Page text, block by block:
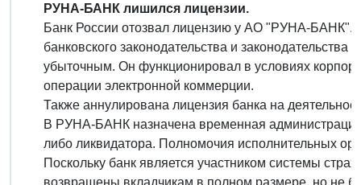
РУНА-БАНК лишился лицензии.
Банк России отозвал лицензию у АО "РУНА-БАНК".
банковского законодательства и
убыточным. Он функционировал в условиях
операции электронной коммерции.
Также аннулирована лицензия банка на
В РУНА-БАНК назначена временная
либо ликвидатора. Полномочия исполнительных
Поскольку банк является участником системы
возвращены вкладчикам в полном размере, но не